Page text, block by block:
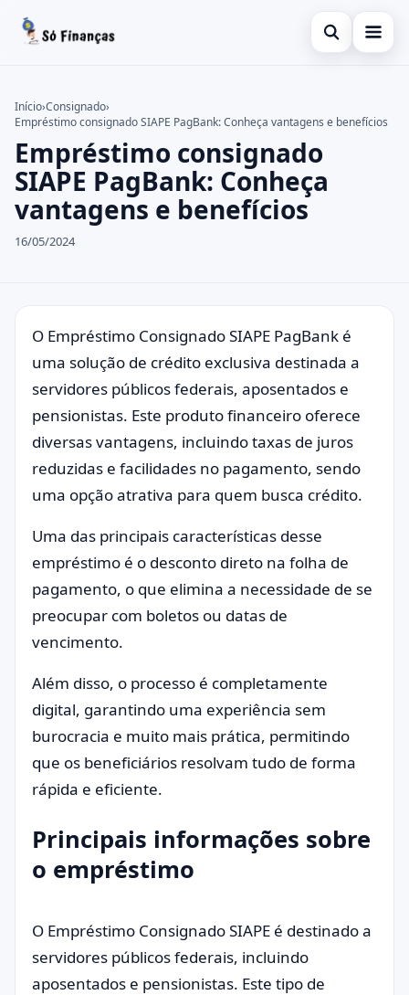
Abrir busca
Finanças
Empréstimo
Informações
Investimentos
Pessoal
Buscar no site
Buscar por:
Pressione Enter para buscar ou ESC para fechar.
Início›Consignado›
Empréstimo consignado SIAPE PagBank: Conheça vantagens e benefícios
Empréstimo consignado
SIAPE PagBank: Conheça
vantagens e benefícios
16/05/2024
O Empréstimo Consignado SIAPE PagBank é
uma solução de crédito exclusiva destinada a
servidores públicos federais, aposentados e
pensionistas. Este produto financeiro oferece
diversas vantagens, incluindo taxas de juros
reduzidas e facilidades no pagamento, sendo
uma opção atrativa para quem busca crédito.
Uma das principais características desse
empréstimo é o desconto direto na folha de
pagamento, o que elimina a necessidade de se
preocupar com boletos ou datas de
vencimento.
Além disso, o processo é completamente
digital, garantindo uma experiência sem
burocracia e muito mais prática, permitindo
que os beneficiários resolvam tudo de forma
rápida e eficiente.
Principais informações sobre
o empréstimo
O Empréstimo Consignado SIAPE é destinado a
servidores públicos federais, incluindo
aposentados e pensionistas. Este tipo de